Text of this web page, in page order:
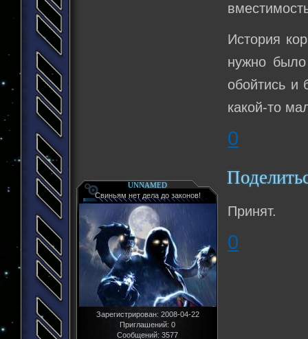
История
нужно
обойтись и
какой-то
0
UNNAMED
Свиньям нет дела до законов!
Зарегистрирован: 2008-04-22
Приглашений: 0
Сообщений: 3577
Принят.
0